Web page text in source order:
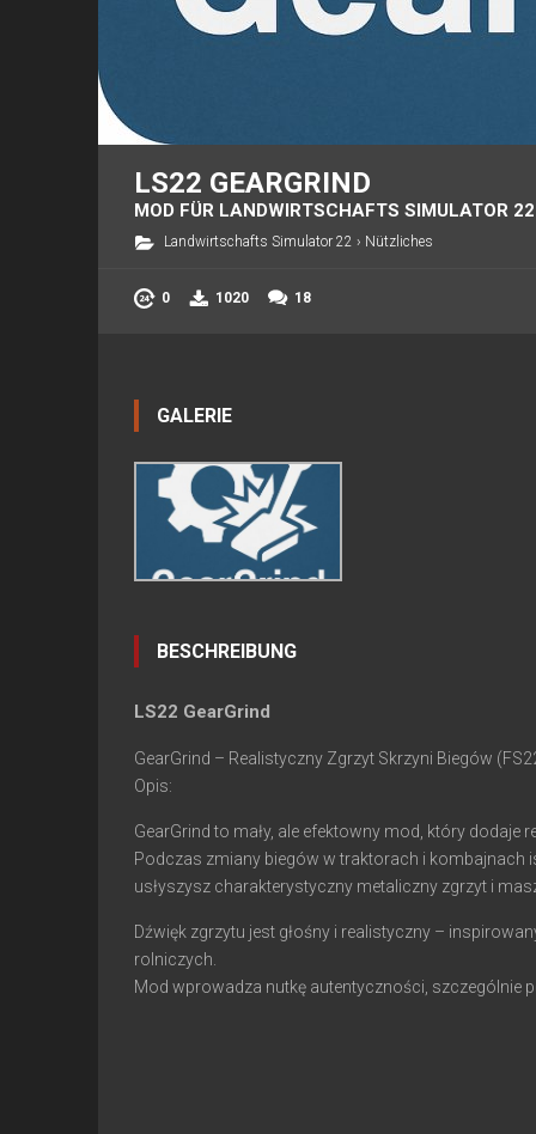
LS22 GEARGRIND
MOD FÜR LANDWIRTSCHAFTS SIMULATOR 22
Landwirtschafts Simulator 22 › Nützliches
0 1020 18
GALERIE
BESCHREIBUNG
LS22 GearGrind
GearGrind – Realistyczny Zgrzyt Skrzyni Biegów
Opis:
GearGrind to mały, ale efektowny mod, który dodaje
Podczas zmiany biegów w traktorach i kombajnach
usłyszysz charakterystyczny metaliczny zgrzyt i
Dźwięk zgrzytu jest głośny i realistyczny –
rolniczych.
Mod wprowadza nutkę autentyczności, szczególnie